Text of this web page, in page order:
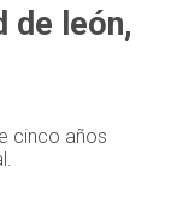
de león,
cinco años